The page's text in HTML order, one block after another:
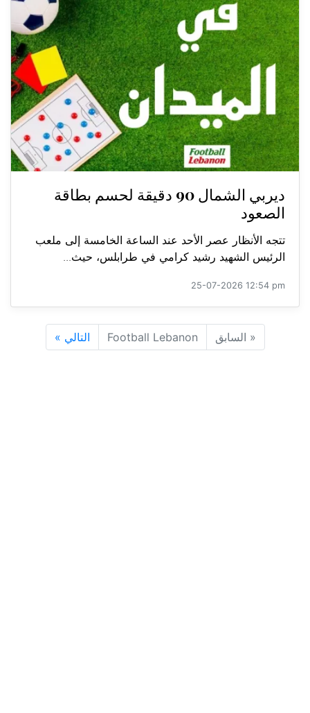
ديربي الشمال 90 دقيقة لحسم بطاقة
الصعود
تتجه الأنظار عصر الأحد عند الساعة الخامسة إلى ملعب
الرئيس الشهيد رشيد كرامي في طرابلس، حيث...
25-07-2026 12:54 pm
« السابق Football Lebanon التالي »